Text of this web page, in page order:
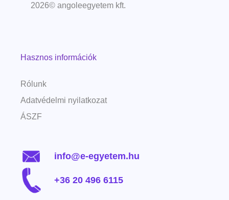
2026© angoleegyetem kft.
Hasznos információk
Rólunk
Adatvédelmi nyilatkozat
ÁSZF
info@e-egyetem.hu
+36 20 496 6115